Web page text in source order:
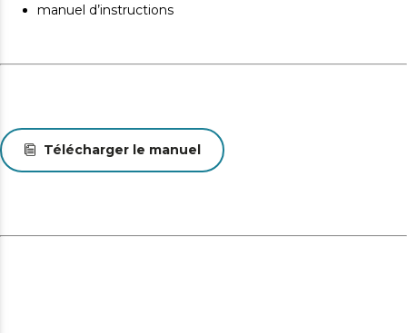
manuel d’instructions
Télécharger le manuel